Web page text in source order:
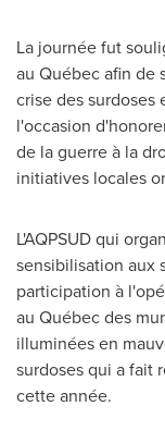
La journée fut
au Québec afin de
crise des surdoses
l'occasion
de la guerre à la
initiatives locales
L'AQPSUD qui
sensibilisation aux
participation à
au Québec des
illuminées en
surdoses qui a fait
cette année.